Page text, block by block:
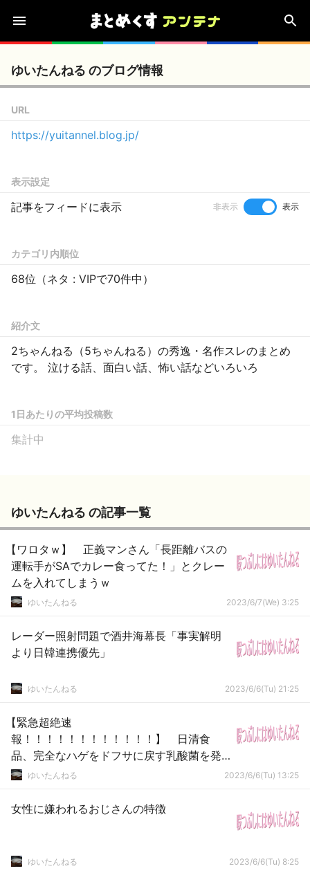
ゆいたんねる のブログ情報
URL
https://yuitannel.blog.jp/
表示設定
記事をフィードに表示 非表示 表示
カテゴリ内順位
68位（ネタ : VIPで70件中）
紹介文
2ちゃんねる（5ちゃんねる）の秀逸・名作スレのまとめ
です。 泣ける話、面白い話、怖い話などいろいろ
1日あたりの平均投稿数
集計中
ゆいたんねる の記事一覧
【ワロタｗ】 正義マンさん「長距離バスの
運転手がSAでカレー食ってた！」とクレー
ムを入れてしまうｗ
ゆいたんねる 2023/6/7(We) 3:25
レーダー照射問題で酒井海幕長「事実解明
より日韓連携優先」
ゆいたんねる 2023/6/6(Tu) 21:25
【緊急超絶速
報！！！！！！！！！！！！】 日清食
品、完全なハゲをドフサに戻す乳酸菌を発
見！！！！
ゆいたんねる 2023/6/6(Tu) 13:25
女性に嫌われるおじさんの特徴
ゆいたんねる 2023/6/6(Tu) 8:25